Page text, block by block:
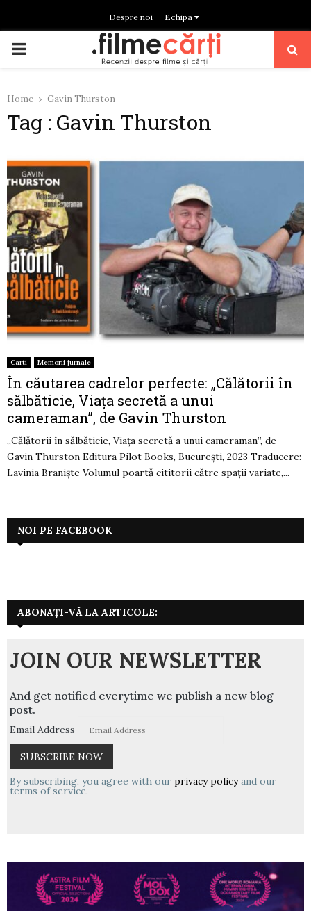
Despre noi Echipa
PRIMARY
Home Gavin Thurston
Tag : Gavin Thurston
Carti Memorii jurnale
În căutarea cadrelor perfecte: „Călătorii în
sălbăticie, Viața secretă a unui
cameraman”, de Gavin Thurston
„Călătorii în sălbăticie, Viața secretă a unui cameraman”, de
Gavin Thurston Editura Pilot Books, București, 2023 Traducere:
Lavinia Braniște Volumul poartă cititorii către spații variate,...
NOI PE FACEBOOK
ABONAȚI-VĂ LA ARTICOLE:
JOIN OUR NEWSLETTER
And get notified everytime we publish a new blog
post.
Email Address
By subscribing, you agree with our privacy policyand our
terms of service.